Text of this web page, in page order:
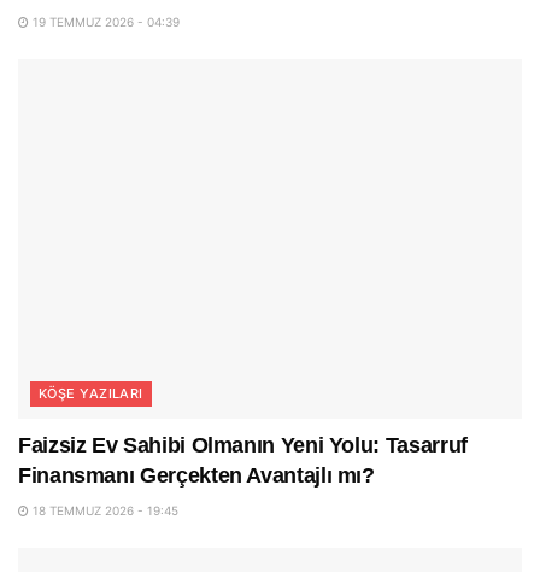
19 TEMMUZ 2026 - 04:39
KÖŞE YAZILARI
Faizsiz Ev Sahibi Olmanın Yeni Yolu: Tasarruf
Finansmanı Gerçekten Avantajlı mı?
18 TEMMUZ 2026 - 19:45